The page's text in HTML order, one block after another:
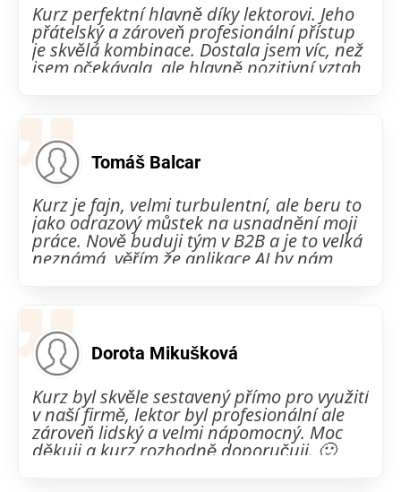
Kurz perfektní hlavně díky lektorovi. Jeho
přátelský a zároveň profesionální přístup
je skvělá kombinace. Dostala jsem víc, než
jsem očekávala, ale hlavně pozitivní vztah
Tomáš Balcar
Kurz je fajn, velmi turbulentní, ale beru to
jako odrazový můstek na usnadnění moji
práce. Nově buduji tým v B2B a je to velká
neznámá, věřím že aplikace AI by nám
Dorota Mikušková
Kurz byl skvěle sestavený přímo pro využití
v naší firmě, lektor byl profesionální ale
zároveň lidský a velmi nápomocný. Moc
děkuji a kurz rozhodně doporučuji. 🙂